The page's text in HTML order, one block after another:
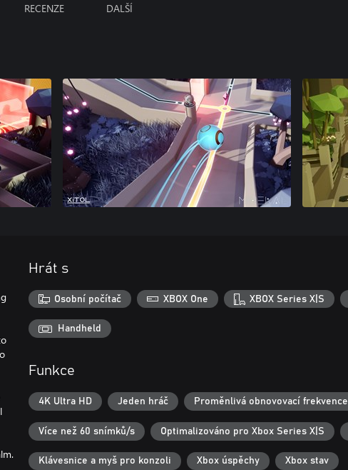
RECENZE DALŠÍ
Hrát s
Osobní počítač XBOX One XBOX Series X|S
Handheld
Funkce
4K Ultra HD Jeden hráč Proměnlivá obnovovací frekvence
Více než 60 snímků/s Optimalizováno pro Xbox Series X|S
Klávesnice a myš pro konzoli Xbox úspěchy Xbox stav